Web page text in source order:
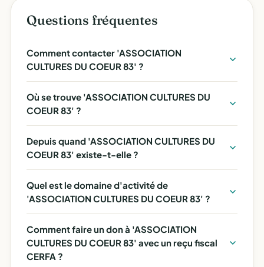
Questions fréquentes
Comment contacter 'ASSOCIATION
CULTURES DU COEUR 83' ?
Où se trouve 'ASSOCIATION CULTURES DU
COEUR 83' ?
Depuis quand 'ASSOCIATION CULTURES DU
COEUR 83' existe-t-elle ?
Quel est le domaine d'activité de
'ASSOCIATION CULTURES DU COEUR 83' ?
Comment faire un don à 'ASSOCIATION
CULTURES DU COEUR 83' avec un reçu fiscal
CERFA ?